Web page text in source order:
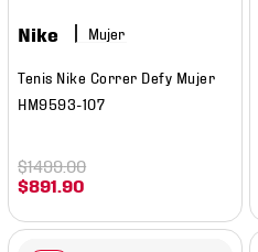
Nike Mujer
Tenis Nike Correr Defy Mujer
HM9593-107
$891 .90
$1499.00